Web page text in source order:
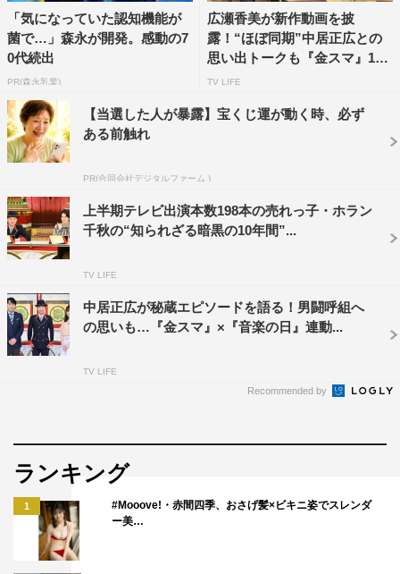
「気になっていた認知機能が
菌で…」森永が開発。感動の7
0代続出
PR(森永乳業)
広瀬香美が新作動画を披
露！“ほぼ同期”中居正広との
思い出トークも『金スマ』1
0・...
TV LIFE
【当選した人が暴露】宝くじ運が動く時、必ず
ある前触れ
PR(合同会社デジタルファーム )
上半期テレビ出演本数198本の売れっ子・ホラン
千秋の“知られざる暗黒の10年間”...
TV LIFE
中居正広が秘蔵エピソードを語る！男闘呼組へ
の思いも…『金スマ』×『音楽の日』連動...
TV LIFE
Recommended by
ランキング
1
#Mooove!・赤間四季、おさげ髪×ビキニ姿でスレンダ
ー美…